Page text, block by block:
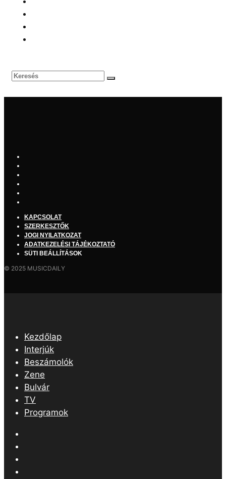
KAPCSOLAT
SZERKESZTŐK
JOGI NYILATKOZAT
ADATKEZELÉSI TÁJÉKOZTATÓ
SÜTI BEÁLLÍTÁSOK
© 2025 MUSICDAILY
Kezdőlap
Interjúk
Beszámolók
Zene
Bulvár
TV
Programok